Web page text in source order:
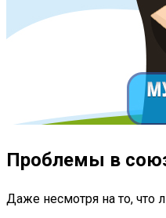
Проблемы в
Даже несмотря на то, что